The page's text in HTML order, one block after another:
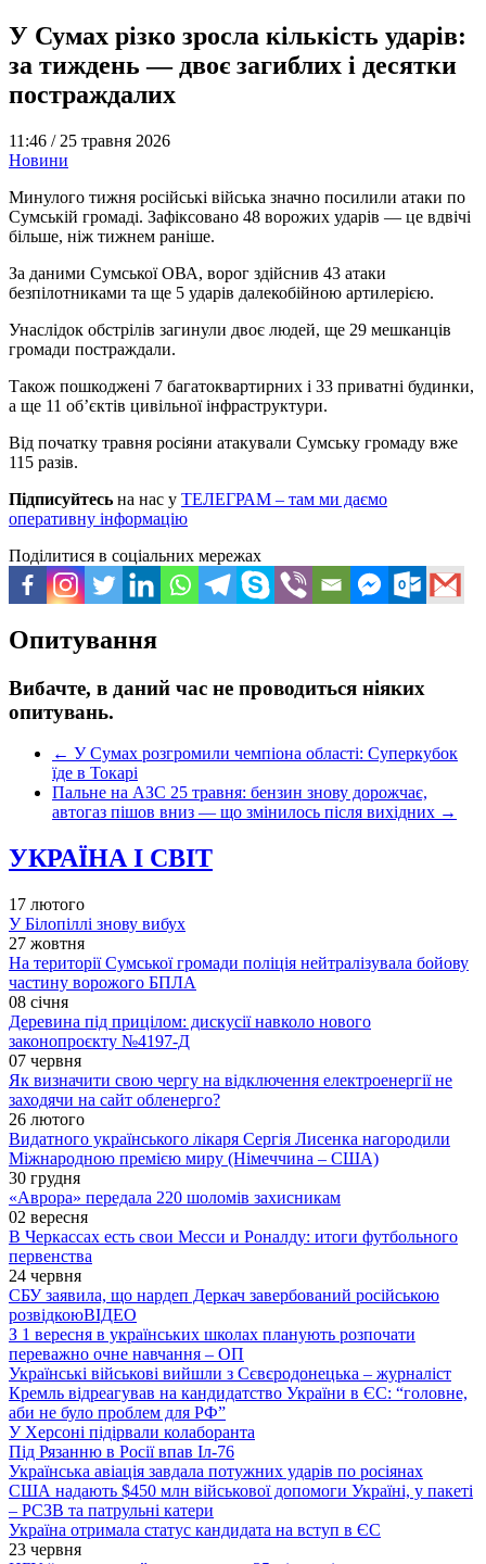
У Сумах різко зросла кількість ударів:
за тиждень — двоє загиблих і десятки
постраждалих
11:46 / 25 травня 2026
Новини
Минулого тижня російські війська значно посилили атаки по
Сумській громаді. Зафіксовано 48 ворожих ударів — це вдвічі
більше, ніж тижнем раніше.
За даними Сумської ОВА, ворог здійснив 43 атаки
безпілотниками та ще 5 ударів далекобійною артилерією.
Унаслідок обстрілів загинули двоє людей, ще 29 мешканців
громади постраждали.
Також пошкоджені 7 багатоквартирних і 33 приватні будинки,
а ще 11 об’єктів цивільної інфраструктури.
Від початку травня росіяни атакували Сумську громаду вже
115 разів.
Підписуйтесь на нас у ТЕЛЕГРАМ – там ми даємо
оперативну інформацію
Поділитися в соціальних мережах
Опитування
Вибачте, в даний час не проводиться ніяких
опитувань.
← У Сумах розгромили чемпіона області: Суперкубок
їде в Токарі
Пальне на АЗС 25 травня: бензин знову дорожчає,
автогаз пішов вниз — що змінилось після вихідних →
УКРАЇНА І СВІТ
17 лютого
У Білопіллі знову вибух
27 жовтня
На території Сумської громади поліція нейтралізувала бойову
частину ворожого БПЛА
08 січня
Деревина під прицілом: дискусії навколо нового
законопроєкту №4197-Д
07 червня
Як визначити свою чергу на відключення електроенергії не
заходячи на сайт обленерго?
26 лютого
Видатного українського лікаря Сергія Лисенка нагородили
Міжнародною премією миру (Німеччина – США)
30 грудня
«Аврора» передала 220 шоломів захисникам
02 вересня
В Черкассах есть свои Месси и Роналду: итоги футбольного
первенства
24 червня
СБУ заявила, що нардеп Деркач завербований російською
розвідкоюВІДЕО
З 1 вересня в українських школах планують розпочати
переважно очне навчання – ОП
Українські військові вийшли з Сєвєродонецька – журналіст
Кремль відреагував на кандидатство України в ЄС: “головне,
аби не було проблем для РФ”
У Херсоні підірвали колаборанта
Під Рязанню в Росії впав Іл-76
Українська авіація завдала потужних ударів по росіянах
США надають $450 млн військової допомоги Україні, у пакеті
– РСЗВ та патрульні катери
Україна отримала статус кандидата на вступ в ЄС
23 червня